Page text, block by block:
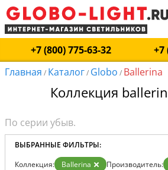
+7 (800) 775-63-32
+7
Главная / Каталог/ Globo / Ballerina
Коллекция
ВЫБРАННЫЕ ФИЛЬТРЫ:
Коллекция: Ballerina Производитель: